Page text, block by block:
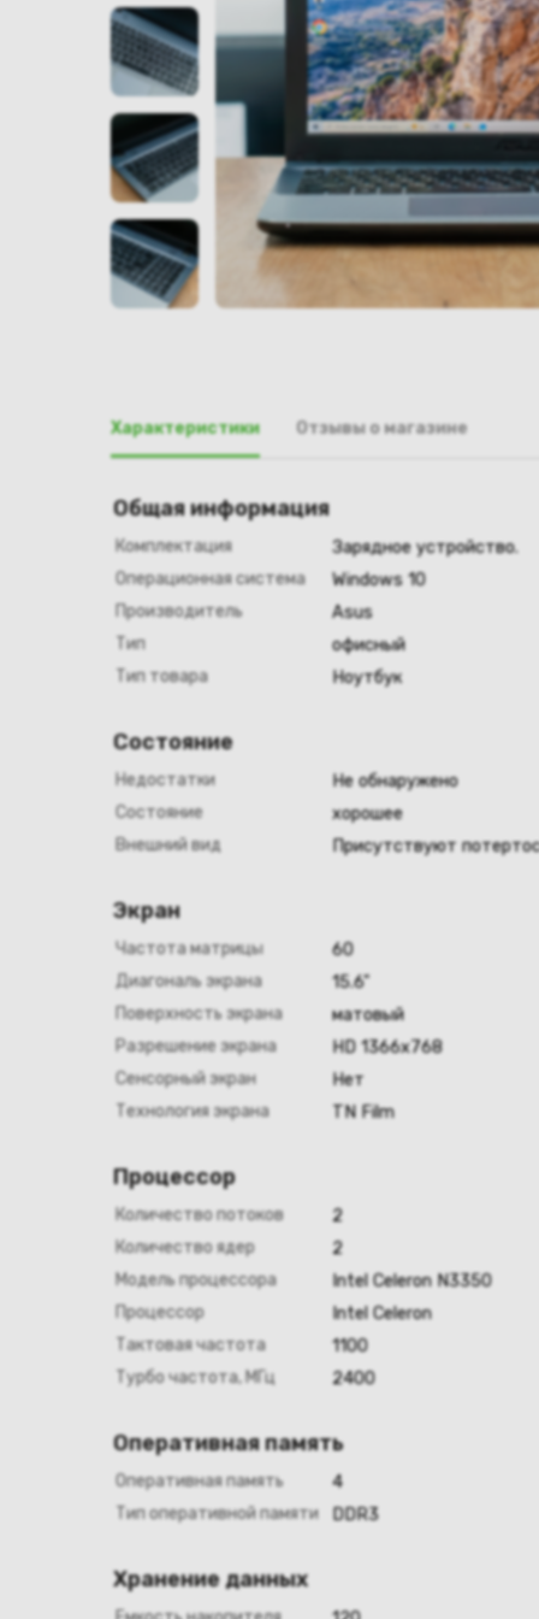
Характеристики Отзывы о магазине
Общая информация
Комплектация
Зарядное устройство.
Операционная система
Windows 10
Производитель
Asus
Тип
офисный
Тип товара
Ноутбук
Состояние
Недостатки
Не обнаружено
Состояние
хорошее
Внешний вид
Присутствуют
Экран
Частота матрицы
60
Диагональ экрана
15.6"
Поверхность экрана
матовый
Разрешение экрана
HD 1366х768
Сенсорный экран
Нет
Технология экрана
TN Film
Процессор
Количество потоков
2
Количество ядер
2
Модель процессора
Intel Celeron N3350
Процессор
Intel Celeron
Тактовая частота
1100
Турбо частота, МГц
2400
Оперативная память
Оперативная память
4
Тип оперативной памяти
DDR3
Хранение данных